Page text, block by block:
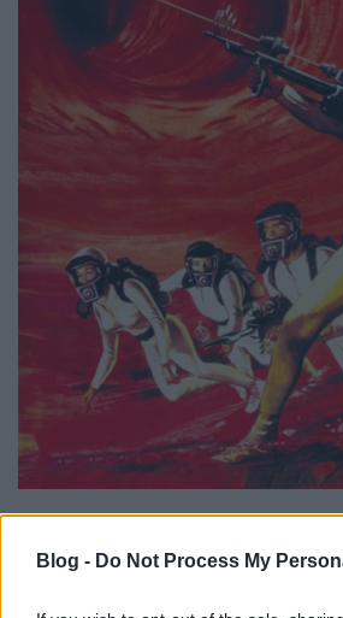
Blog - Do Not Process My
Megmentésének egyetlen módja
mikroszkopikus méretűre